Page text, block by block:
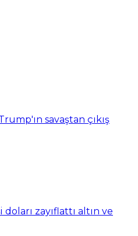
savaştan çıkış
doları zayıflattı altın ve